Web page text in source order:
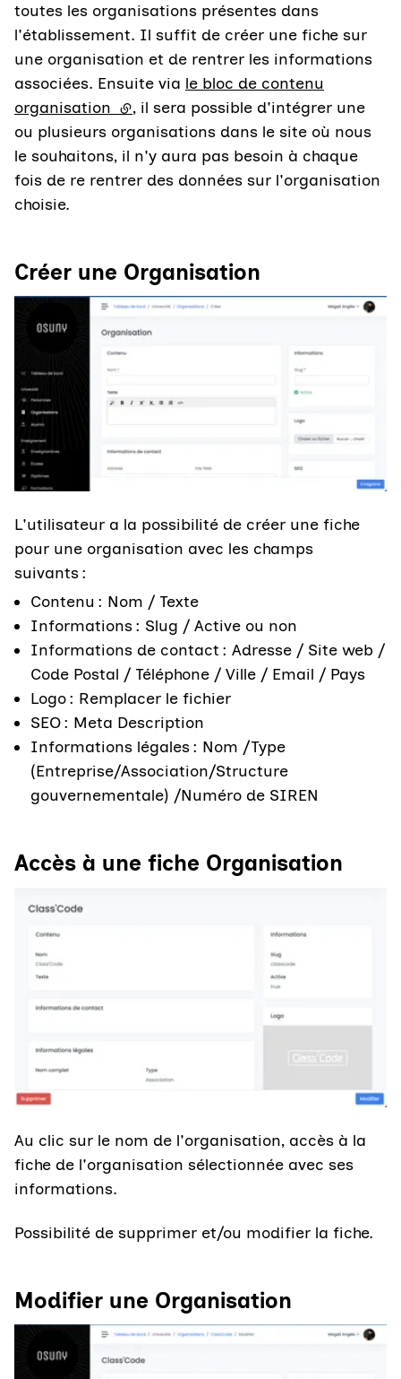
toutes les organisations présentes dans
l'établissement. Il suffit de créer une fiche sur
une organisation et de rentrer les informations
associées. Ensuite via le bloc de contenu
organisation (lien externe)
, il sera possible d'intégrer une
ou plusieurs organisations dans le site où nous
le souhaitons, il n'y aura pas besoin à chaque
fois de re rentrer des données sur l'organisation
choisie.
Créer une Organisation
L'utilisateur a la possibilité de créer une fiche
pour une organisation avec les champs
suivants :
Contenu : Nom / Texte
Informations : Slug / Active ou non
Informations de contact : Adresse / Site web /
Code Postal / Téléphone / Ville / Email / Pays
Logo : Remplacer le fichier
SEO : Meta Description
Informations légales : Nom /Type
(Entreprise/Association/Structure
gouvernementale) /Numéro de SIREN
Agrandir l'image
Accès à une fiche Organisation
Au clic sur le nom de l'organisation, accès à la
fiche de l'organisation sélectionnée avec ses
informations.
Possibilité de supprimer et/ou modifier la fiche.
Modifier une Organisation
Agrandir l'image